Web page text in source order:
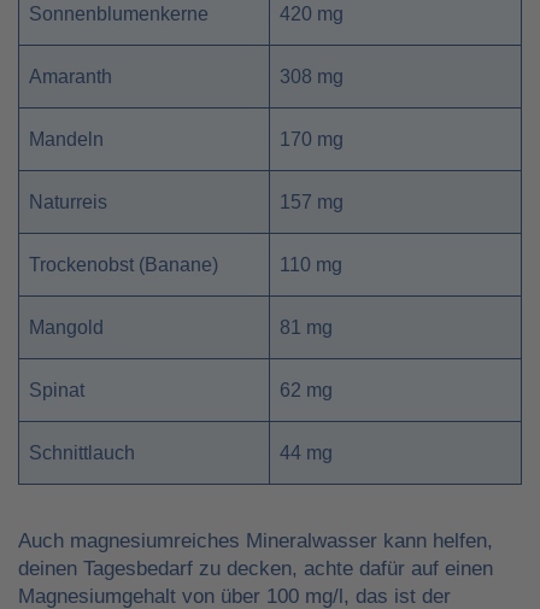
Sonnenblumenkerne 420 mg
Amaranth 308 mg
Mandeln 170 mg
Naturreis 157 mg
Trockenobst (Banane) 110 mg
Mangold 81 mg
Spinat 62 mg
Schnittlauch 44 mg
Auch magnesiumreiches Mineralwasser kann helfen,
deinen Tagesbedarf zu decken, achte dafür auf einen
Magnesiumgehalt von über 100 mg/l, das ist der